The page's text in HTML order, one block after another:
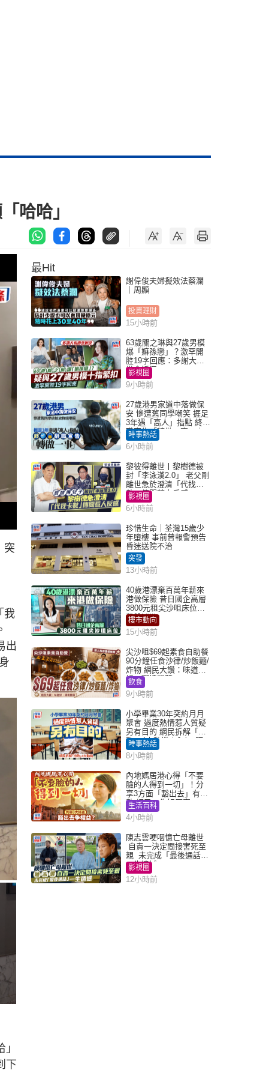
哈哈」
突
我
出
下
最Hit
謝偉俊夫婦擬效法蔡瀾
｜周顯
投資理財
15小時前
63歲關之琳與27歲男模
爆「嫲孫戀」？激罕開
腔19字回應：多謝大家
掛念近況
影視圈
9小時前
27歲港男家道中落做保
安 慘遭舊同學嘲笑 捱足
3年遇「高人」指點 終辭
職宣告「轉做一事」｜
Juicy叮
時事熱話
6小時前
黎彼得離世丨黎樹德被
封「李泳漢2.0」 老父剛
離世急於澄清「代找卡
數」傳聞惹人反感
影視圈
6小時前
珍惜生命｜荃灣15歲少
年墮樓 事前曾報警預告
昏迷送院不治
突發
13小時前
40歲港漂棄百萬年薪來
港做保險 昔日國企高層
3800元租尖沙咀床位｜
租盤Million
樓市動向
15小時前
尖沙咀$69起素食自助餐
90分鐘任食沙律/炒飯麵/
炸物 網民大讚：味道
好，環境闊落
飲食
9小時前
小學畢業30年突約月月
聚會 過度熱情惹人質疑
另有目的 網民拆解「扮
熟」4大動機｜Juicy叮
時事熱話
8小時前
內地媽居港心得「不要
臉的人得到一切」！分
享3方面「豁出去」有著
數 網民：你好厲害
生活百科
4小時前
陳志雲哽咽憶亡母離世
自責一決定間接害死至
親 未完成「最後通話」
一生遺憾
影視圈
12小時前